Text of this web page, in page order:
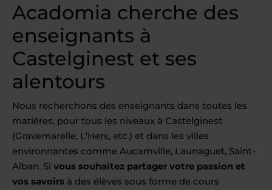
Acadomia cherche des
enseignants à
Castelginest et ses
alentours
Nous recherchons des enseignants dans toutes les
matières, pour tous les niveaux à Castelginest
(Gravemarelle, L'Hers, etc.) et dans les villes
environnantes comme Aucamville, Launaguet, Saint-
Alban. Si vous souhaitez partager votre passion et
vos savoirs à des élèves sous forme de cours